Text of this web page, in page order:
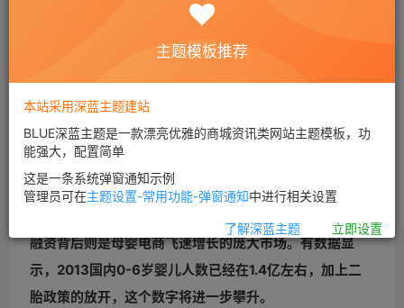
2014年1月宝宝树获得融资拉开序幕，随后辣妈帮、蜜芽
宝贝、贝贝网、小荷特卖等母婴电商网站先后宣布融资。
今年年初，贝贝网宣布融资1亿美元，估值达到10亿美
元。
融资背后则是母婴电商飞速增长的庞大市场。有数据显
示，2013国内0-6岁婴儿人数已经在1.4亿左右，加上二
胎政策的放开，这个数字将进一步攀升。
主题模板推荐
本站采用深蓝主题建站
BLUE深蓝主题是一款漂亮优雅的商城资讯类网站主题模板，功
能强大，配置简单
这是一条系统弹窗通知示例
管理员可在主题设置-常用功能-弹窗通知中进行相关设置
了解深蓝主题 立即设置